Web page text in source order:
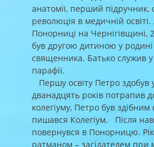
анатомії, перший підручник,
революція в медичній
Понорниці на Чернігівщині,
був другою дитиною у родині
священника. Батько служив
парафії.
Першу освіту Петро здобув
дванадцять років потрапив
колегіуму, Петро був
пишався Колегіум. Після
повернувся в Понорницю.
ратманом – засідателем при